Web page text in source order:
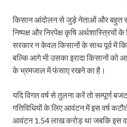
किसान आंदोलन से जुड़े नेताओं और बहुत
निष्पक्ष और निरपेक्ष कृषि अर्थशास्त्रियों
सरकार न केवल किसानों के साथ पूर्व में
बल्कि आगे भी उसका इरादा किसानों को
के भ्रमजाल में फंसाए रखने का है।
यदि विगत वर्ष से तुलना करें तो सम्पूर्ण
गतिविधियों के लिए आवंटन में इस वर्ष
आवंटन 1.54 लाख करोड़ था जबकि इस